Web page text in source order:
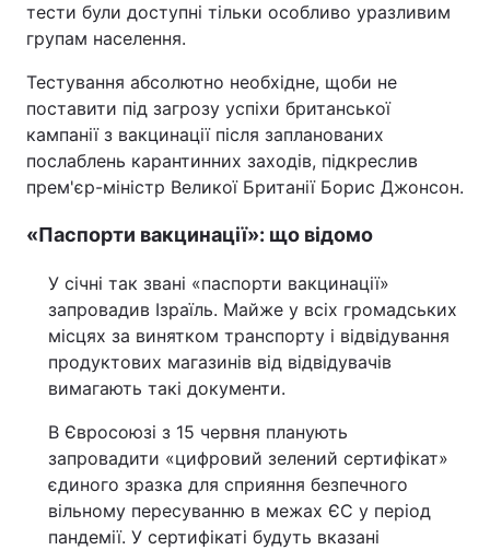
тести були доступні тільки особливо уразливим
групам населення.
Тестування абсолютно необхідне, щоби не
поставити під загрозу успіхи британської
кампанії з вакцинації після запланованих
послаблень карантинних заходів, підкреслив
прем'єр-міністр Великої Британії Борис Джонсон.
«Паспорти вакцинації»: що відомо
У січні так звані «паспорти вакцинації»
запровадив Ізраїль. Майже у всіх громадських
місцях за винятком транспорту і відвідування
продуктових магазинів від відвідувачів
вимагають такі документи.
В Євросоюзі з 15 червня планують
запровадити «цифровий зелений сертифікат»
єдиного зразка для сприяння безпечного
вільному пересуванню в межах ЄС у період
пандемії. У сертифікаті будуть вказані